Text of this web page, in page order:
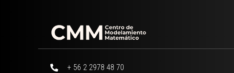
+ 56 2 2978 48 70